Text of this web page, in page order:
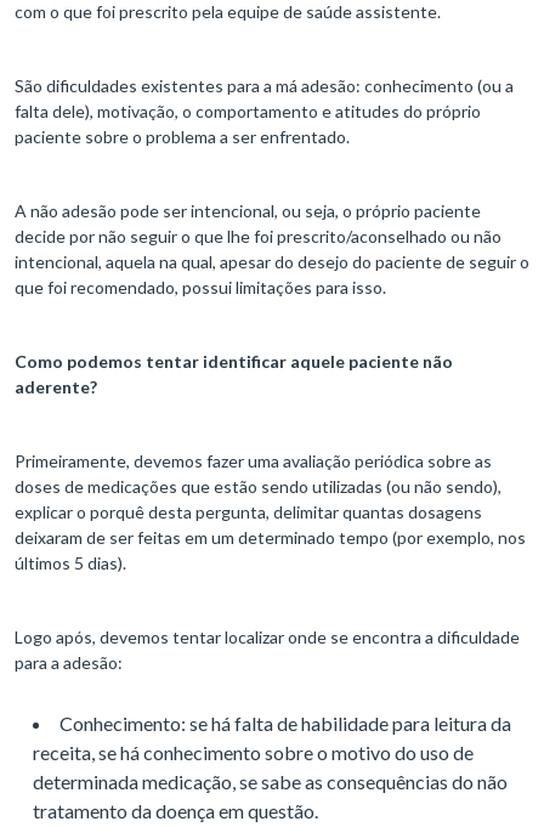
com o que foi prescrito pela equipe de saúde assistente.
São dificuldades existentes para a má adesão: conhecimento (ou a
falta dele), motivação, o comportamento e atitudes do próprio
paciente sobre o problema a ser enfrentado.
A não adesão pode ser intencional, ou seja, o próprio paciente
decide por não seguir o que lhe foi prescrito/aconselhado ou não
intencional, aquela na qual, apesar do desejo do paciente de seguir o
que foi recomendado, possui limitações para isso.
Como podemos tentar identificar aquele paciente não
aderente?
Primeiramente, devemos fazer uma avaliação periódica sobre as
doses de medicações que estão sendo utilizadas (ou não sendo),
explicar o porquê desta pergunta, delimitar quantas dosagens
deixaram de ser feitas em um determinado tempo (por exemplo, nos
últimos 5 dias).
Logo após, devemos tentar localizar onde se encontra a dificuldade
para a adesão:
Conhecimento: se há falta de habilidade para leitura da
receita, se há conhecimento sobre o motivo do uso de
determinada medicação, se sabe as consequências do não
tratamento da doença em questão.